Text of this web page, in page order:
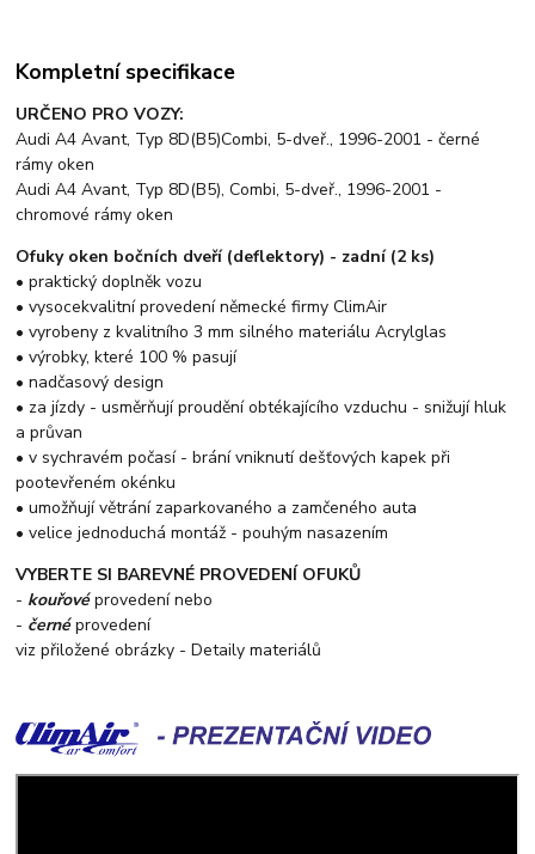
Kompletní specifikace
URČENO PRO VOZY:
Audi A4 Avant, Typ 8D(B5)Combi, 5-dveř., 1996-2001 - černé
rámy oken
Audi A4 Avant, Typ 8D(B5), Combi, 5-dveř., 1996-2001 -
chromové rámy oken
Ofuky oken bočních dveří (deflektory) - zadní (2 ks)
• praktický doplněk vozu
• vysocekvalitní provedení německé firmy ClimAir
• vyrobeny z kvalitního 3 mm silného materiálu Acrylglas
• výrobky, které 100 % pasují
• nadčasový design
• za jízdy - usměrňují proudění obtékajícího vzduchu - snižují hluk
a průvan
• v sychravém počasí - brání vniknutí dešťových kapek při
pootevřeném okénku
• umožňují větrání zaparkovaného a zamčeného auta
• velice jednoduchá montáž - pouhým nasazením
VYBERTE SI BAREVNÉ PROVEDENÍ OFUKŮ
- kouřovéprovedení nebo
- černéprovedení
viz přiložené obrázky - Detaily materiálů